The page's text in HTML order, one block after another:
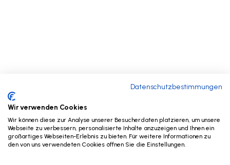
Datenschutzbestimmungen
Wir verwenden Cookies
Wir können diese zur Analyse unserer Besucherdaten platzieren, um unsere
Webseite zu verbessern, personalisierte Inhalte anzuzeigen und Ihnen ein
großartiges Webseiten-Erlebnis zu bieten. Für weitere Informationen zu
den von uns verwendeten Cookies öffnen Sie die Einstellungen.